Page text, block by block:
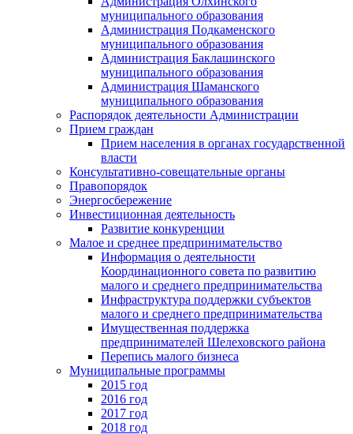
муниципального образования
Администрация Подкаменского
муниципального образования
Администрация Баклашинского
муниципального образования
Администрация Шаманского
муниципального образования
Распорядок деятельности Администрации
Прием граждан
Прием населения в органах государственной
власти
Консультативно-совещательные органы
Правопорядок
Энергосбережение
Инвестиционная деятельность
Развитие конкуренции
Малое и среднее предпринимательство
Информация о деятельности
Координационного совета по развитию
малого и среднего предпринимательства
Инфраструктура поддержки субъектов
малого и среднего предпринимательства
Имущественная поддержка
предпринимателей Шелеховского района
Перепись малого бизнеса
Муниципальные программы
2015 год
2016 год
2017 год
2018 год